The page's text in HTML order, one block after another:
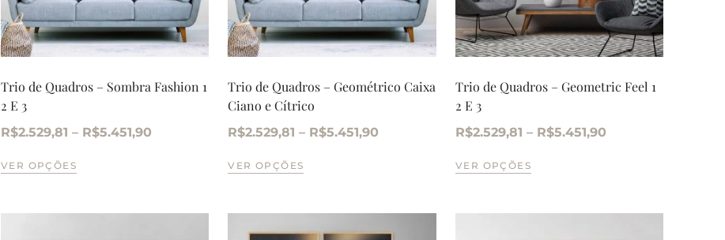
Trio de Quadros – Sombra Fashion 1
2 E 3
R$2.529,81 – R$5.451,90
VER OPÇÕES
Trio de Quadros – Geométrico Caixa
Ciano e Cítrico
R$2.529,81 – R$5.451,90
VER OPÇÕES
Trio de Quadros – Geometric Feel 1
2 E 3
R$2.529,81 – R$5.451,90
VER OPÇÕES